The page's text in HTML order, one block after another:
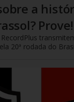
a
Prove!
RecordPlus
20ª rodada do